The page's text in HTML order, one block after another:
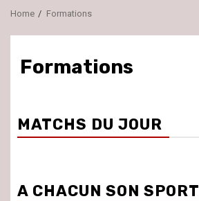
Home Formations
Formations
MATCHS DU JOUR
A CHACUN SON SPORT